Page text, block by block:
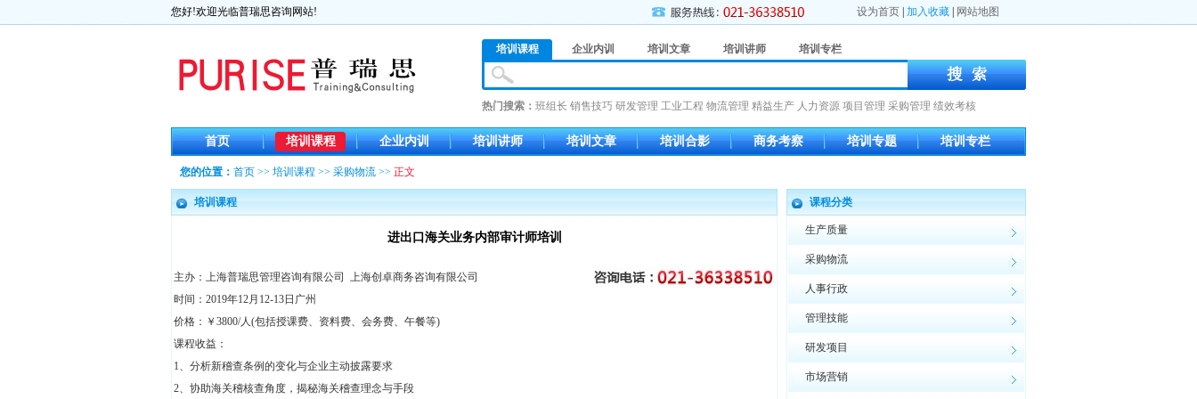
您好!欢迎光临普瑞思咨询网站! 设为首页 加入收藏 网站地图
培训课程 企业内训 培训文章 培训讲师 培训专栏
热门搜索： 班组长 销售技巧 研发管理 工业工程 物流管理 精益生产 人力资源 项目管理 采购管理 绩效考核
首页 培训课程 企业内训 培训讲师 培训文章 培训合影 商务考察 培训专题 培训专栏
您的位置： 首页 >> 培训课程 >> 采购物流 >> 正文
培训课程
进出口海关业务内部审计师培训
主办：上海普瑞思管理咨询有限公司 上海创卓商务咨询有限公司
时间：2019年12月12-13日广州
价格：￥3800/人(包括授课费、资料费、会务费、午餐等)
课程收益：
1、分析新稽查条例的变化与企业主动披露要求
2、协助海关稽核查角度，揭秘海关稽查理念与手段
课程分类
生产质量
采购物流
人事行政
管理技能
研发项目
市场营销